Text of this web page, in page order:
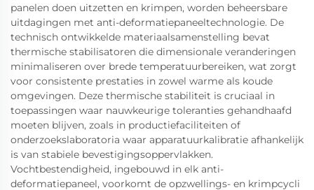
panelen doen uitzetten en krimpen, worden beheersbare
uitdagingen met anti-deformatiepaneeltechnologie. De
technisch ontwikkelde materiaalsamenstelling bevat
thermische stabilisatoren die dimensionale veranderingen
minimaliseren over brede temperatuurbereiken, wat zorgt
voor consistente prestaties in zowel warme als koude
omgevingen. Deze thermische stabiliteit is cruciaal in
toepassingen waar nauwkeurige toleranties gehandhaafd
moeten blijven, zoals in productiefaciliteiten of
onderzoekslaboratoria waar apparatuurkalibratie afhankelijk
is van stabiele bevestigingsoppervlakken.
Vochtbestendigheid, ingebouwd in elk anti-
deformatiepaneel, voorkomt de opzwellings- en krimpcycli